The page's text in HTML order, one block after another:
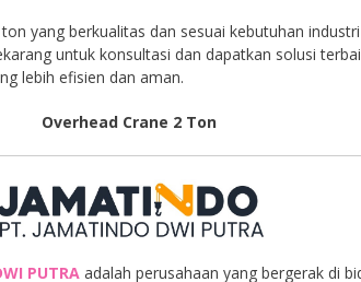
yang berkualitas dan sesuai kebutuhan
untuk konsultasi dan dapatkan solusi
lebih efisien dan aman.
Overhead Crane 2 Ton
PUTRAadalah perusahaan yang bergerak di